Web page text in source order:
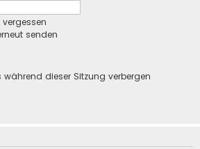
senden
während dieser Sitzung verbergen